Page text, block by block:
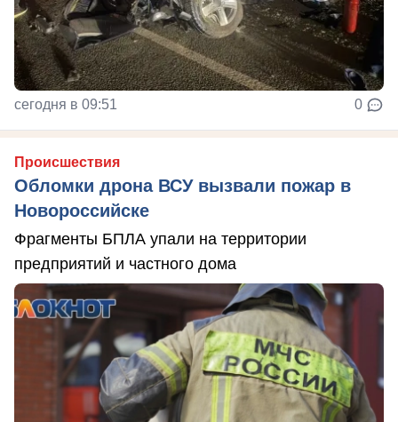
сегодня в 09:51 0
Происшествия
Обломки дрона ВСУ вызвали пожар в
Новороссийске
Фрагменты БПЛА упали на территории
предприятий и частного дома